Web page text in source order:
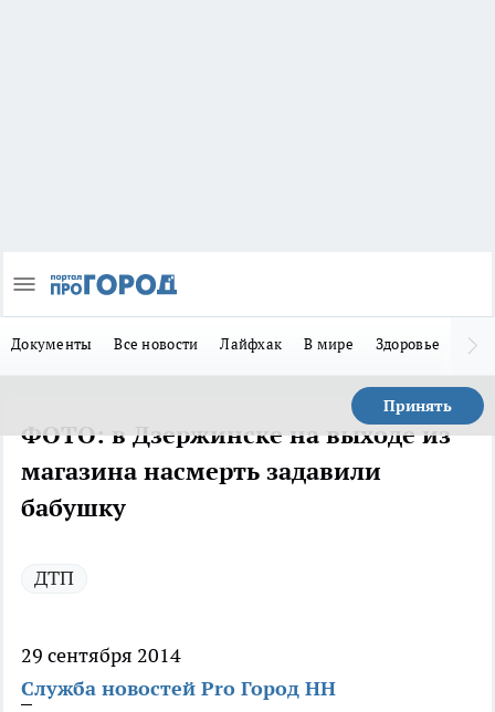
Документы Все новости Лайфхак В мире Здоровье
Принять
ФОТО: в Дзержинске на выходе из
магазина насмерть задавили
бабушку
ДТП
29 сентября 2014
Служба новостей Pro Город НН